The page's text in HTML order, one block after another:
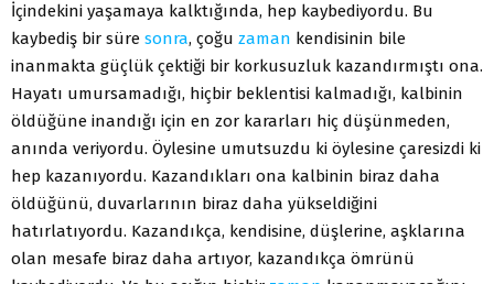
İçindekini yaşamaya kalktığında, hep kaybediyordu. Bu
kaybediş bir süre sonra, çoğu zaman kendisinin bile
inanmakta güçlük çektiği bir korkusuzluk kazandırmıştı ona.
Hayatı umursamadığı, hiçbir beklentisi kalmadığı, kalbinin
öldüğüne inandığı için en zor kararları hiç düşünmeden,
anında veriyordu. Öylesine umutsuzdu ki öylesine çaresizdi ki
hep kazanıyordu. Kazandıkları ona kalbinin biraz daha
öldüğünü, duvarlarının biraz daha yükseldiğini
hatırlatıyordu. Kazandıkça, kendisine, düşlerine, aşklarına
olan mesafe biraz daha artıyor, kazandıkça ömrünü